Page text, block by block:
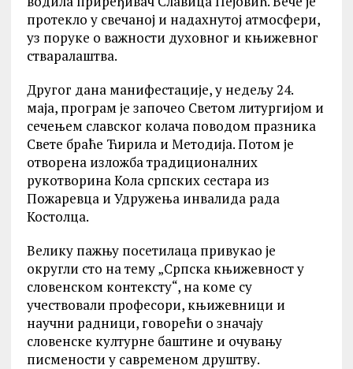
протекло у свечаној и надахнутој атмосфери,
уз поруке о важности духовног и књижевног
стваралаштва.
Другог дана манифестације, у недељу 24.
маја, програм је започео Светом литургијом и
сечењем славског колача поводом празника
Свете браће Ћирила и Методија. Потом је
отворена изложба традиционалних
рукотворина Кола српских сестара из
Пожаревца и Удружења инвалида рада
Костолца.
Велику пажњу посетилаца привукао је
округли сто на тему „Српска књижевност у
словенском контексту“, на коме су
учествовали професори, књижевници и
научни радници, говорећи о значају
словенске културне баштине и очувању
писмености у савременом друштву.